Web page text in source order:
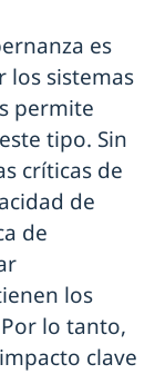
es
los sistemas
permite
tipo. Sin
críticas de
de
de
los
lo tanto,
clave